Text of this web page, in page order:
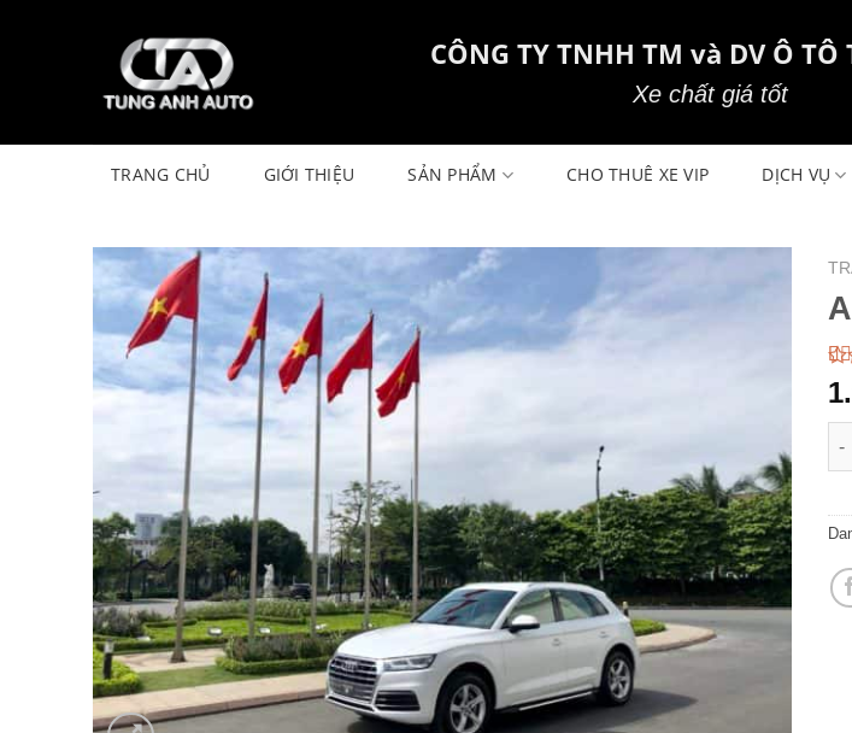
CÔNG TY TNHH TM và DV Ô TÔ
Xe chất giá tốt
TRANG CHỦ GIỚI THIỆU SẢN PHẨM CHO THUÊ XE VIP DỊCH VỤ
5